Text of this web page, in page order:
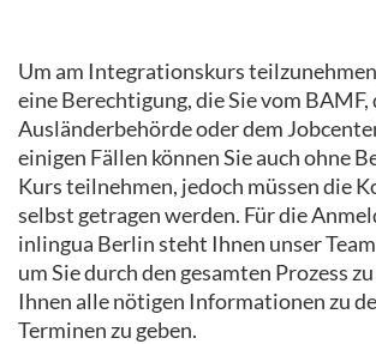
Um am Integrationskurs
eine Berechtigung, die Sie vom BAMF,
Ausländerbehörde oder dem
einigen Fällen können Sie auch ohne
Kurs teilnehmen, jedoch müssen die
selbst getragen werden. Für die
inlingua Berlin steht Ihnen unser
um Sie durch den gesamten Prozess
Ihnen alle nötigen Informationen zu
Terminen zu geben.